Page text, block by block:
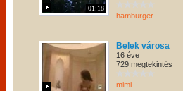
01:18
hamburger
Belek városa
16 éve
729 megtekintés
mimi